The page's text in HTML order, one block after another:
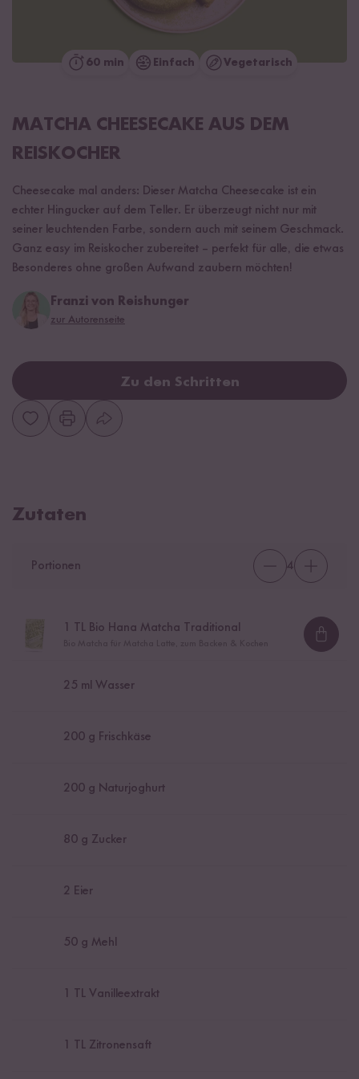
60 min Einfach Vegetarisch
MATCHA CHEESECAKE AUS DEM
REISKOCHER
Cheesecake mal anders: Dieser Matcha Cheesecake ist ein
echter Hingucker auf dem Teller. Er überzeugt nicht nur mit
seiner leuchtenden Farbe, sondern auch mit seinem Geschmack.
Ganz easy im Reiskocher zubereitet – perfekt für alle, die etwas
Besonderes ohne großen Aufwand zaubern möchten!
Franzi von Reishunger
zur Autorenseite
Zu den Schritten
Zutaten
Portionen 4
1 TL Bio Hana Matcha Traditional
25 ml Wasser
200 g Frischkäse
200 g Naturjoghurt
80 g Zucker
2 Eier
50 g Mehl
TL Vanilleextrakt
TL Zitronensaft